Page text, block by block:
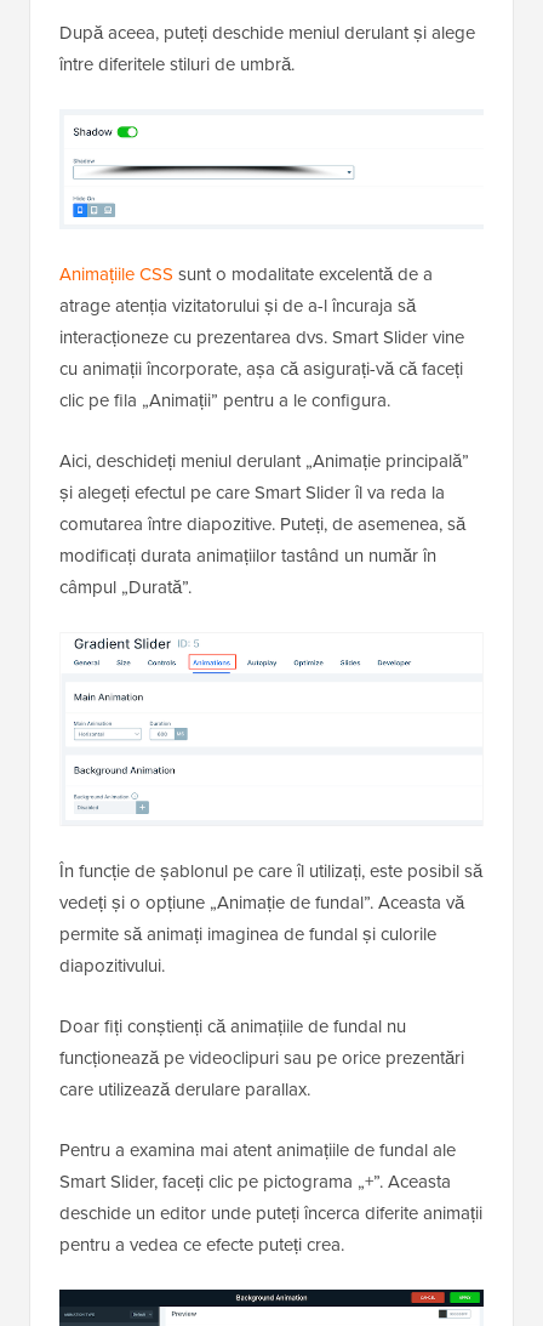
După aceea, puteți deschide meniul derulant și alege
între diferitele stiluri de umbră.
Animațiile CSS sunt o modalitate excelentă de a
atrage atenția vizitatorului și de a-l încuraja să
interacționeze cu prezentarea dvs. Smart Slider vine
cu animații încorporate, așa că asigurați-vă că faceți
clic pe fila „Animații” pentru a le configura.
Aici, deschideți meniul derulant „Animație principală”
și alegeți efectul pe care Smart Slider îl va reda la
comutarea între diapozitive. Puteți, de asemenea, să
modificați durata animațiilor tastând un număr în
câmpul „Durată”.
În funcție de șablonul pe care îl utilizați, este posibil să
vedeți și o opțiune „Animație de fundal”. Aceasta vă
permite să animați imaginea de fundal și culorile
diapozitivului.
Doar fiți conștienți că animațiile de fundal nu
funcționează pe videoclipuri sau pe orice prezentări
care utilizează derulare parallax.
Pentru a examina mai atent animațiile de fundal ale
Smart Slider, faceți clic pe pictograma „+”. Aceasta
deschide un editor unde puteți încerca diferite animații
pentru a vedea ce efecte puteți crea.